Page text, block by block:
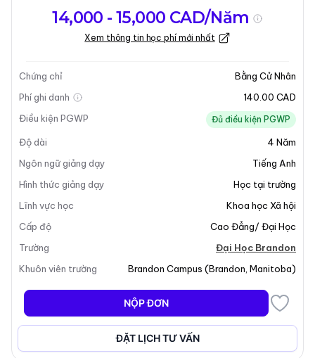
chương trình
Học
Kỳ nhập học
Cập nhật lần cuối vào 31-03-2025
Tổng quan về chương trình
Tổng Quan Chương Trình
Cử Nhân Khoa Học - Xã Hội Học tại Brandon
University được thiết kế để trang bị cho sinh viên
những kỹ năng cần thiết để đánh giá và hiểu biết một
này nhấn mạnh sự tham gia tích cực trong việc nghiên
cứu và phổ biến kiến thức liên quan đến các quy trình,
vấn đề và nhu cầu của cộng đồng. Sinh viên sẽ khám
phá nhiều chủ đề xã hội học khác nhau, bao gồm tội
giới tính, từ đó phát triển một hiểu biết toàn diện về
hành vi con người và cấu trúc xã hội.
Cấu Trúc Chương Trình
14,000 - 15,000 CAD/Năm
Xem thông tin học phí mới nhất
Chứng chỉ
Bằng Cử Nhân
Phí ghi danh
140.00 CAD
Điều kiện PGWP
Đủ điều kiện PGWP
Độ dài 4 Năm
Ngôn ngữ giảng dạy
Tiếng Anh
Hình thức giảng dạy
Học tại trường
Lĩnh vực học
Khoa học Xã hội
Cấp độ
Cao Đẳng/ Đại Học
Trường
Đại Học Brandon
Khuôn viên trường
Brandon Campus (Brandon Manitoba)
NỘP ĐƠN
ĐẶT LỊCH TƯ VẤN